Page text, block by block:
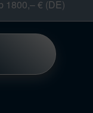
1800,– € (DE)